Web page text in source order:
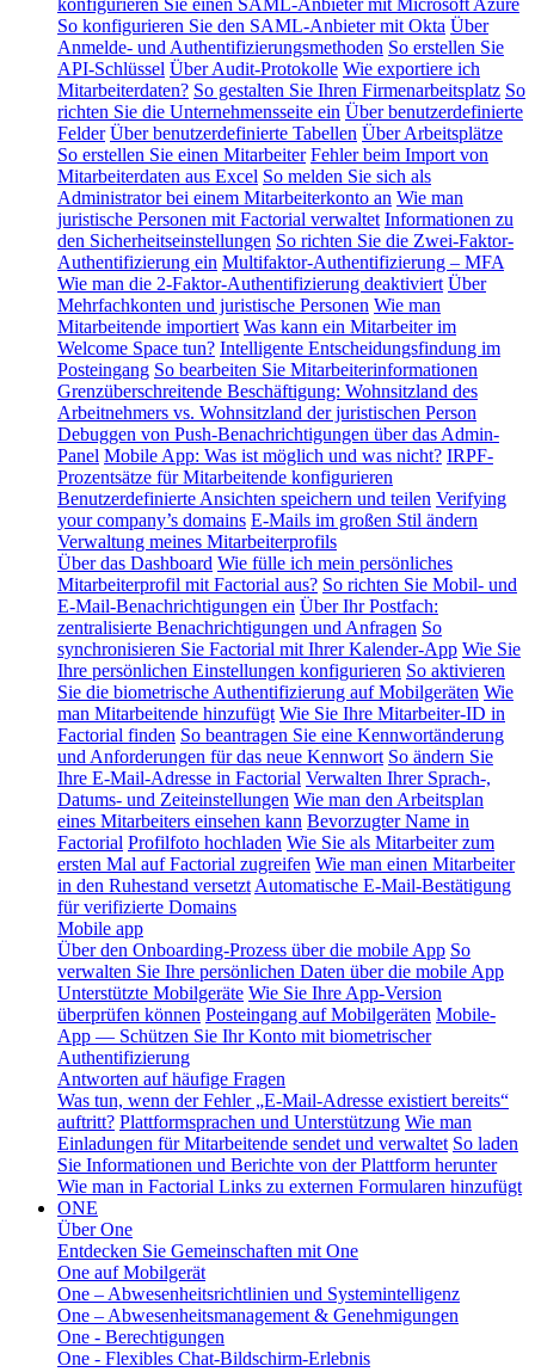
So konfigurieren Sie den SAML-Anbieter mit Okta Über
Anmelde- und Authentifizierungsmethoden So erstellen Sie
API-Schlüssel Über Audit-Protokolle Wie exportiere ich
Mitarbeiterdaten? So gestalten Sie Ihren Firmenarbeitsplatz So
richten Sie die Unternehmensseite ein Über benutzerdefinierte
Felder Über benutzerdefinierte Tabellen Über Arbeitsplätze
So erstellen Sie einen Mitarbeiter Fehler beim Import von
Mitarbeiterdaten aus Excel So melden Sie sich als
Administrator bei einem Mitarbeiterkonto an Wie man
juristische Personen mit Factorial verwaltet Informationen zu
den Sicherheitseinstellungen So richten Sie die Zwei-Faktor-
Authentifizierung ein Multifaktor-Authentifizierung – MFA
Wie man die 2-Faktor-Authentifizierung deaktiviert Über
Mehrfachkonten und juristische Personen Wie man
Mitarbeitende importiert Was kann ein Mitarbeiter im
Welcome Space tun? Intelligente Entscheidungsfindung im
Posteingang So bearbeiten Sie Mitarbeiterinformationen
Grenzüberschreitende Beschäftigung: Wohnsitzland des
Arbeitnehmers vs. Wohnsitzland der juristischen Person
Debuggen von Push-Benachrichtigungen über das Admin-
Panel Mobile App: Was ist möglich und was nicht? IRPF-
Prozentsätze für Mitarbeitende konfigurieren
Benutzerdefinierte Ansichten speichern und teilen Verifying
your company’s domains E-Mails im großen Stil ändern
Verwaltung meines Mitarbeiterprofils
Über das Dashboard Wie fülle ich mein persönliches
Mitarbeiterprofil mit Factorial aus? So richten Sie Mobil- und
E-Mail-Benachrichtigungen ein Über Ihr Postfach:
zentralisierte Benachrichtigungen und Anfragen So
synchronisieren Sie Factorial mit Ihrer Kalender-App Wie Sie
Ihre persönlichen Einstellungen konfigurieren So aktivieren
Sie die biometrische Authentifizierung auf Mobilgeräten Wie
man Mitarbeitende hinzufügt Wie Sie Ihre Mitarbeiter-ID in
Factorial finden So beantragen Sie eine Kennwortänderung
und Anforderungen für das neue Kennwort So ändern Sie
Ihre E-Mail-Adresse in Factorial Verwalten Ihrer Sprach-,
Datums- und Zeiteinstellungen Wie man den Arbeitsplan
eines Mitarbeiters einsehen kann Bevorzugter Name in
Factorial Profilfoto hochladen Wie Sie als Mitarbeiter zum
ersten Mal auf Factorial zugreifen Wie man einen Mitarbeiter
in den Ruhestand versetzt Automatische E-Mail-Bestätigung
für verifizierte Domains
Mobile app
Über den Onboarding-Prozess über die mobile App So
verwalten Sie Ihre persönlichen Daten über die mobile App
Unterstützte Mobilgeräte Wie Sie Ihre App-Version
überprüfen können Posteingang auf Mobilgeräten Mobile-
App — Schützen Sie Ihr Konto mit biometrischer
Authentifizierung
Antworten auf häufige Fragen
Was tun, wenn der Fehler „E-Mail-Adresse existiert bereits“
auftritt? Plattformsprachen und Unterstützung Wie man
Einladungen für Mitarbeitende sendet und verwaltet So laden
Sie Informationen und Berichte von der Plattform herunter
Wie man in Factorial Links zu externen Formularen hinzufügt
ONE
Über One
Entdecken Sie Gemeinschaften mit One
One auf Mobilgerät
One – Abwesenheitsrichtlinien und Systemintelligenz
One – Abwesenheitsmanagement & Genehmigungen
One - Berechtigungen
One - Flexibles Chat-Bildschirm-Erlebnis